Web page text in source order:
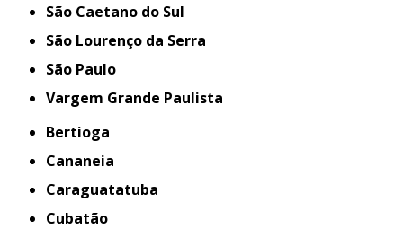
São Caetano do Sul
São Lourenço da Serra
São Paulo
Vargem Grande Paulista
Bertioga
Cananeia
Caraguatatuba
Cubatão